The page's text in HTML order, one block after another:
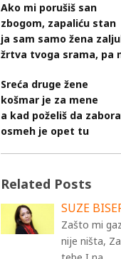
Ako mi porušiš san
zbogom, zapaliću stan
ja sam samo žena
žrtva tvoga srama, pa
Sreća druge žene
košmar je za mene
a kad poželiš da
osmeh je opet tu
Related Posts
SUZE
Zašto mi
nije ništa,